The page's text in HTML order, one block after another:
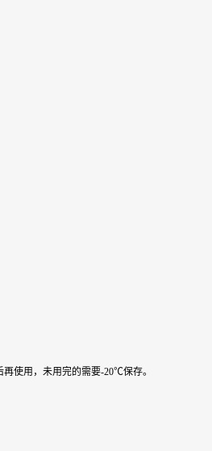
使用，未用完的需要-20℃保存。